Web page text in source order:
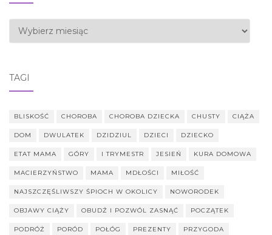
Archiwa
TAGI
BLISKOŚĆ CHOROBA CHOROBA DZIECKA CHUSTY CIĄŻA
DOM DWULATEK DZIDZIUL DZIECI DZIECKO
ETAT MAMA GÓRY I TRYMESTR JESIEŃ KURA DOMOWA
MACIERZYŃSTWO MAMA MDŁOŚCI MIŁOŚĆ
NAJSZCZĘŚLIWSZY ŚPIOCH W OKOLICY NOWORODEK
OBJAWY CIĄŻY OBUDŹ I POZWÓL ZASNĄĆ POCZĄTEK
PODRÓŻ PORÓD POŁÓG PREZENTY PRZYGODA